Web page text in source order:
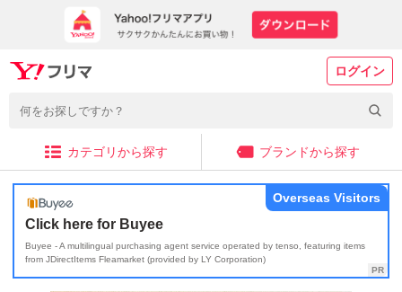
ログイン
カテゴリから探す ブランドから探す
Click here for Buyee
Buyee - A multilingual purchasing agent service operated by tenso, featuring items
from JDirectItems Fleamarket (provided by LY Corporation)
Overseas Visitors